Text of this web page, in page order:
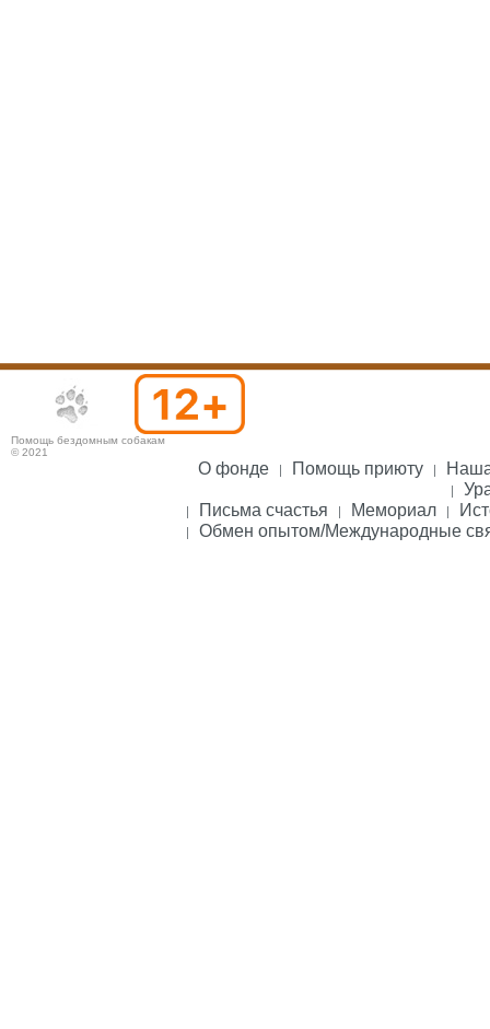
Помощь бездомным собакам
© 2021
О фонде Помощь приюту
Наша
Письма счастья
Мемориал
Обмен опытом/Международные